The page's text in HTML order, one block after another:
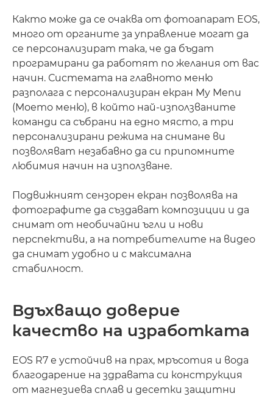
Както може да се очаква от фотоапарат EOS,
много от органите за управление могат да
се персонализират така, че да бъдат
програмирани да работят по желания от вас
начин. Системата на главното меню
разполага с персонализиран екран My Menu
(Моето меню), в който най-използваните
команди са събрани на едно място, а три
персонализирани режима на снимане ви
позволяват незабавно да си припомните
любимия начин на използване.
Подвижният сензорен екран позволява на
фотографите да създават композиции и да
снимат от необичайни ъгли и нови
перспективи, а на потребителите на видео
да снимат удобно и с максимална
стабилност.
Вдъхващо доверие
качество на изработката
EOS R7 е устойчив на прах, мръсотия и вода
благодарение на здравата си конструкция
от магнезиева сплав и десетки защитни